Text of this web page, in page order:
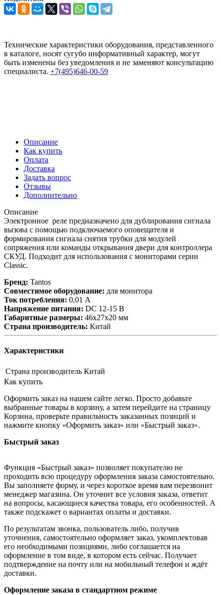
Технические характеристики оборудования, представленного
в каталоге, носят сугубо информативный характер, могут
быть изменены без уведомления и не заменяют консультацию
специалиста. +7(495)646-00-59
Описание
Как купить
Оплата
Доставка
Задать вопрос
Отзывы
Дополнительно
Описание
Электронное реле предназначено для дублирования сигнала
вызова с помощью подключаемого оповещателя и
формирования сигнала снятия трубки для модулей
сопряжения или команды открывания двери для контроллера
СКУД. Подходит для использования с мониторами серии
Classic.
Бренд: Tantos
Совместимое оборудование: для монитора
Ток потребления: 0,01 А
Напряжение питания: DC 12-15 В
Габаритные размеры: 46х27х20 мм
Страна производитель: Китай
Характеристики
Страна производитель Китай
Как купить
Оформить заказ на нашем сайте легко. Просто добавьте
выбранные товары в корзину, а затем перейдите на страницу
Корзина, проверьте правильность заказанных позиций и
нажмите кнопку «Оформить заказ» или «Быстрый заказ».
Быстрый заказ
Функция «Быстрый заказ» позволяет покупателю не
проходить всю процедуру оформления заказа самостоятельно.
Вы заполняете форму, и через короткое время вам перезвонит
менеджер магазина. Он уточнит все условия заказа, ответит
на вопросы, касающиеся качества товара, его особенностей. А
также подскажет о вариантах оплаты и доставки.
По результатам звонка, пользователь либо, получив
уточнения, самостоятельно оформляет заказ, укомплектовав
его необходимыми позициями, либо соглашается на
оформление в том виде, в котором есть сейчас. Получает
подтверждение на почту или на мобильный телефон и ждёт
доставки.
Оформление заказа в стандартном режиме